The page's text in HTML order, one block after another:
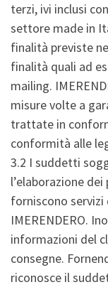
terzi, ivi inclusi
settore made in
finalità previste
finalità quali ad
mailing.
misure volte a
trattate in
conformità alle
3.2 I suddetti
l’elaborazione
forniscono
IMERENDERO.
informazioni del
consegne.
riconosce il